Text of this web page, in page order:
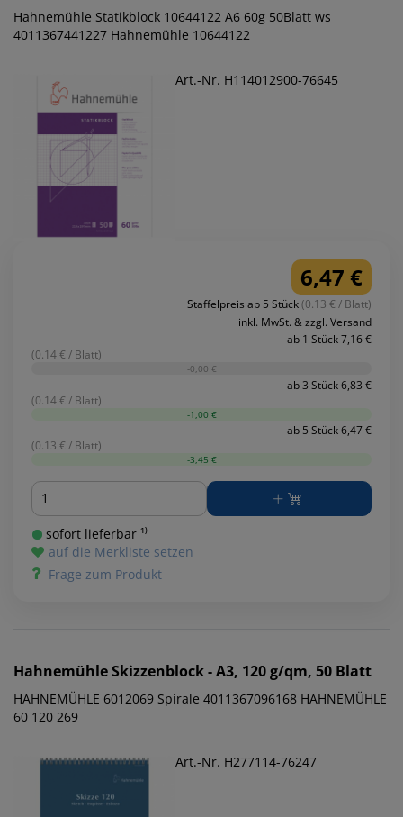
Hahnemühle Statikblock 10644122 A6 60g 50Blatt ws
4011367441227 Hahnemühle 10644122
Art.-Nr. H114012900-76645
6,47 €
Staffelpreis ab 5 Stück(0.13 € / Blatt)
inkl. MwSt. & zzgl. Versand
ab 1 Stück 7,16 €
(0.14 € / Blatt)
-0,00 €
ab 3 Stück 6,83 €
(0.14 € / Blatt)
-1,00 €
ab 5 Stück 6,47 €
(0.13 € / Blatt)
-3,45 €
Menge
sofort lieferbar ¹⁾
auf die Merkliste setzen
Frage zum Produkt
HahnemühleSkizzenblock - A3, 120 g/qm, 50 Blatt
HAHNEMÜHLE 6012069 Spirale 4011367096168 HAHNEMÜHLE
60 120 269
Art.-Nr. H277114-76247